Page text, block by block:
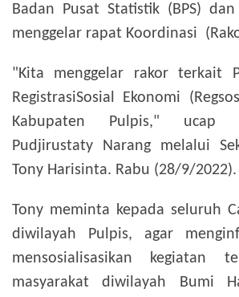
Badan Pusat Statistik (BPS)
menggelar rapat Koordinasi
"Kita menggelar rakor terkait
RegistrasiSosial Ekonomi
Kabupaten Pulpis," ucap
Pudjirustaty Narang melalui
Tony Harisinta. Rabu (28/9/2022).
Tony meminta kepada seluruh
diwilayah Pulpis, agar
mensosialisasikan kegiatan
masyarakat diwilayah Bumi